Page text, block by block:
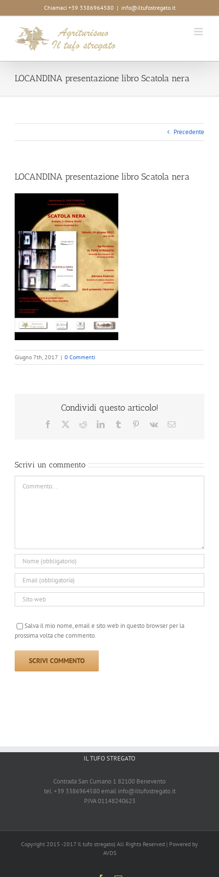
al
Chiamaci +39 3386964580 | info@iltufostregato.it
LOCANDINA presentazione libro Scatola nera
Precedente
LOCANDINA presentazione libro Scatola nera
Giugno 7th, 2017 | 0 Commenti
Condividi questo articolo!
Facebook RedditLinkedInTumblr Pinterest
Vk Email
Scrivi un commento
Salva il mio nome, email e sito web in questo browser per la
prossima volta che commento.
IL TUFO STREGATO
Contrada San Cumano 1 82100 Benevento
tel. +39 3386964580 email info@iltufostregato.it
P.IVA 01148240623
Copyright 2015 -2017 Il tufo stregato| All Rights Reserved | Powered by
AVDS